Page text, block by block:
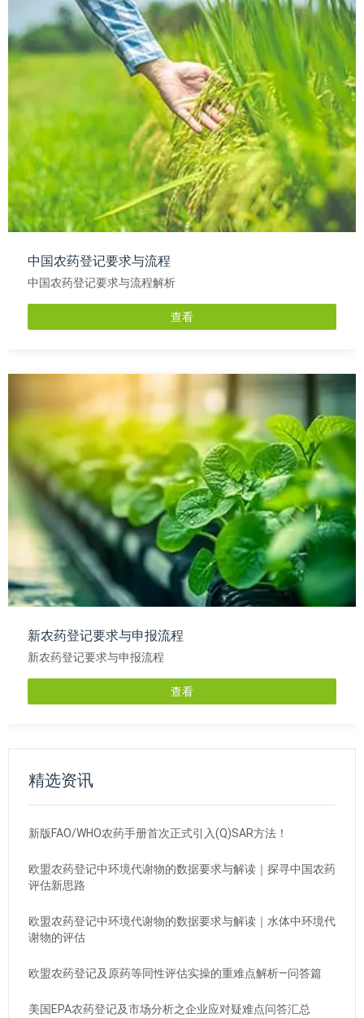
中国农药登记要求与流程
中国农药登记要求与流程解析
查看
新农药登记要求与申报流程
新农药登记要求与申报流程
查看
精选资讯
新版FAO/WHO农药手册首次正式引入(Q)SAR方法！
欧盟农药登记中环境代谢物的数据要求与解读｜探寻中国农药
评估新思路
欧盟农药登记中环境代谢物的数据要求与解读｜水体中环境代
谢物的评估
欧盟农药登记及原药等同性评估实操的重难点解析—问答篇
美国EPA农药登记及市场分析之企业应对疑难点问答汇总